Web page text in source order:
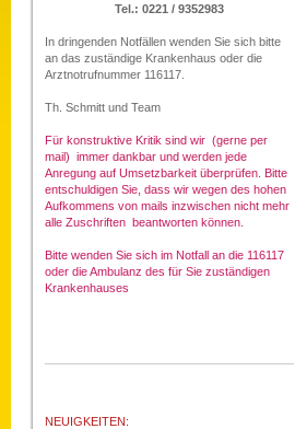
Tel.: 0221 / 9352983
In dringenden Notfällen wenden Sie sich bitte
an das zuständige Krankenhaus oder die
Arztnotrufnummer 116117.
Th. Schmitt und Team
Für konstruktive Kritik sind wir (gerne per
mail) immer dankbar und werden jede
Anregung auf Umsetzbarkeit überprüfen. Bitte
entschuldigen Sie, dass wir wegen des hohen
Aufkommens von mails inzwischen nicht mehr
alle Zuschriften beantworten können.
Bitte wenden Sie sich im Notfall an die 116117
oder die Ambulanz des für Sie zuständigen
Krankenhauses
NEUIGKEITEN: